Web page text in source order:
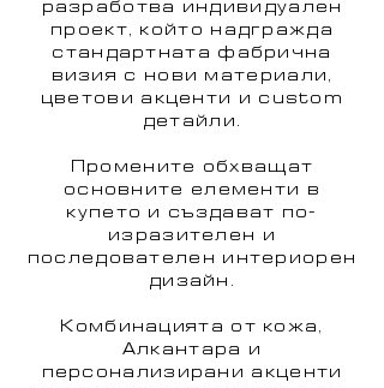
разработва индивидуален
проект, който надгражда
стандартната фабрична
визия с нови материали,
цветови акценти и custom
детайли.
Промените обхващат
основните елементи в
купето и създават по-
изразителен и
последователен интериорен
дизайн.
Комбинацията от кожа,
Алкантара и
персонализирани акценти